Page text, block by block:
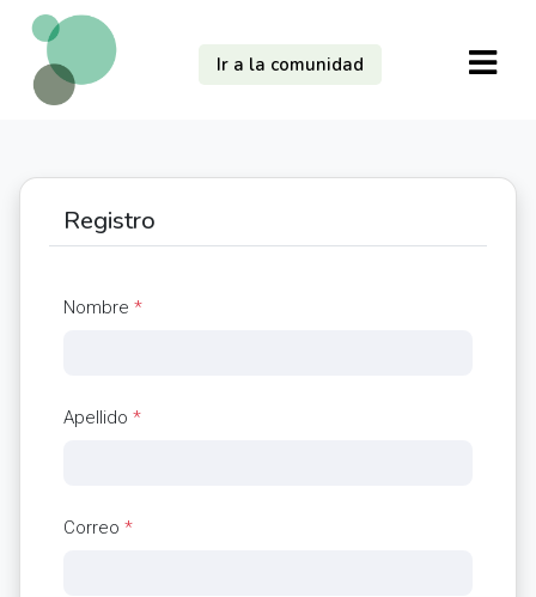
Ir a la comunidad
Registro
Nombre *
Apellido *
Correo *